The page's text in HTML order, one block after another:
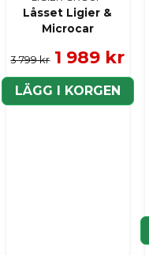
Låsset Ligier &
Microcar
3 799 kr 1 989 kr
LÄGG I KORGEN